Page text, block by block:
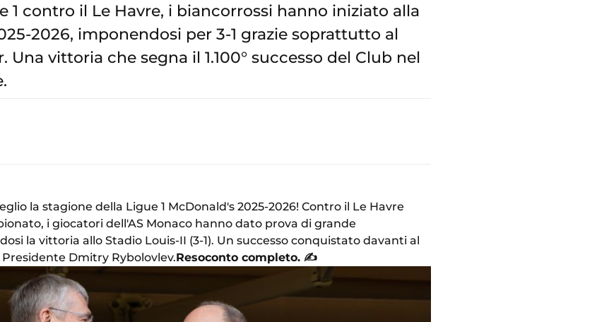
1 contro il Le Havre, i biancorrossi hanno iniziato alla
2026, imponendosi per 3-1 grazie soprattutto al
Una vittoria che segna il 1.100° successo del Club nel
la stagione della Ligue 1 McDonald's 2025-2026! Contro il Le Havre
i giocatori dell'AS Monaco hanno dato prova di grande
la vittoria allo Stadio Louis-II (3-1). Un successo conquistato davanti al
Dmitry Rybolovlev.Resoconto completo. ✍️